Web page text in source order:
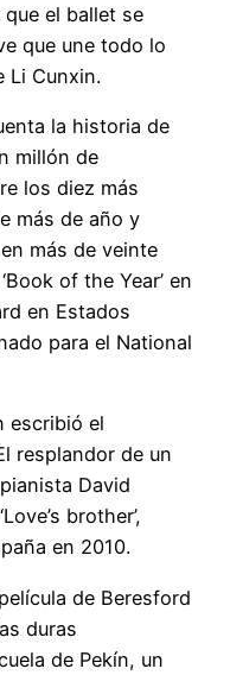
el ballet se
que une todo lo
Li Cunxin.
la historia de
millón de
los diez más
más de año y
más de veinte
of the Year’ en
en Estados
para el National
escribió el
resplandor de un
David
brother’,
en 2010.
de Beresford
duras
de Pekín, un